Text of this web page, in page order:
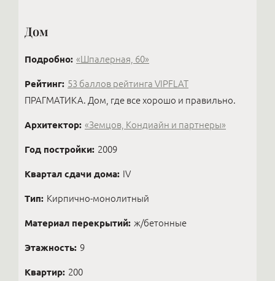
Дом
Подробно: «Шпалерная, 60»
Рейтинг: 53 баллов рейтинга VIPFLAT
ПРАГМАТИКА. Дом, где все хорошо и правильно.
Архитектор: «Земцов, Кондиайн и партнеры»
Год постройки: 2009
Квартал сдачи дома: IV
Тип: Кирпично-монолитный
Материал перекрытий: ж/бетонные
Этажность: 9
Квартир: 200